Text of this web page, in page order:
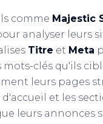
comme Majestic
analyser leurs
Titre et Meta
clés qu'ils
leurs pages
et les
leurs annonces